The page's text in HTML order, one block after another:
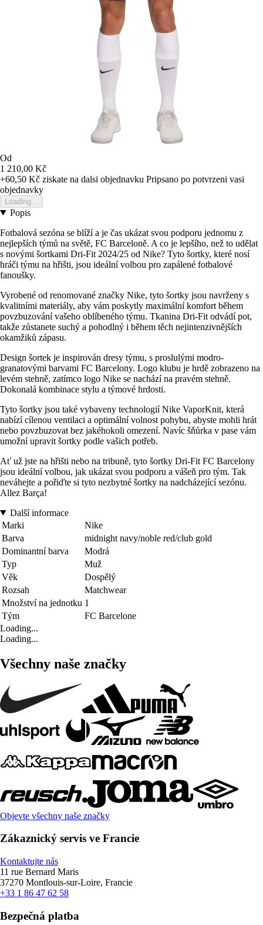
Od
1 210,00 Kč
+60,50 Kč ziskate na dalsi objednavku Pripsano po potvrzeni vasi
objednavky
Loading...
Popis
Fotbalová sezóna se blíží a je čas ukázat svou podporu jednomu z
nejlepších týmů na světě, FC Barceloně. A co je lepšího, než to udělat
s novými šortkami Dri-Fit 2024/25 od Nike? Tyto šortky, které nosí
hráči týmu na hřišti, jsou ideální volbou pro zapálené fotbalové
fanoušky.
Vyrobené od renomované značky Nike, tyto šortky jsou navrženy s
kvalitními materiály, aby vám poskytly maximální komfort během
povzbuzování vašeho oblíbeného týmu. Tkanina Dri-Fit odvádí pot,
takže zůstanete suchý a pohodlný i během těch nejintenzivnějších
okamžiků zápasu.
Design šortek je inspirován dresy týmu, s proslulými modro-
granatovými barvami FC Barcelony. Logo klubu je hrdě zobrazeno na
levém stehně, zatímco logo Nike se nachází na pravém stehně.
Dokonalá kombinace stylu a týmové hrdosti.
Tyto šortky jsou také vybaveny technologií Nike VaporKnit, která
nabízí cílenou ventilaci a optimální volnost pohybu, abyste mohli hrát
nebo povzbuzovat bez jakéhokoli omezení. Navíc šňůrka v pase vám
umožní upravit šortky podle vašich potřeb.
Ať už jste na hřišti nebo na tribuně, tyto šortky Dri-Fit FC Barcelony
jsou ideální volbou, jak ukázat svou podporu a vášeň pro tým. Tak
neváhejte a pořiďte si tyto nezbytné šortky na nadcházející sezónu.
Allez Barça!
Další informace
Marki
Nike
Barva
midnight navy/noble red/club gold
Dominantní barva
Modrá
Typ
Muž
Věk
Dospělý
Rozsah
Matchwear
Množství na jednotku 1
Tým
FC Barcelone
Loading...
Loading...
Všechny naše značky
Objevte všechny naše značky
Zákaznický servis ve Francie
Kontaktujte nás
11 rue Bernard Maris
37270 Montlouis-sur-Loire, Francie
+33 1 86 47 62 58
Bezpečná platba